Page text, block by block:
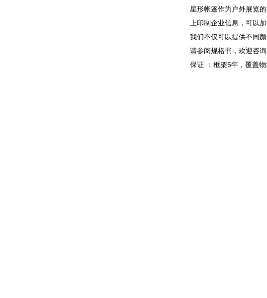
星形帐篷作为户外展览
上印制企业信息，可以
我们不仅可以提供不同
请参阅规格书，欢迎咨询
保证
：框架5年，覆盖